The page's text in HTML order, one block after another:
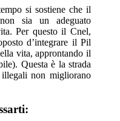
si sostiene che il
sia un adeguato
Per questo il Cnel,
d’integrare il Pil
vita, approntando il
Questa è la strada
non migliorano